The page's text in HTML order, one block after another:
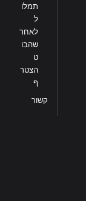
תמלו
ל
לאחר
שהבו
ט
הצטר
ף
קשור